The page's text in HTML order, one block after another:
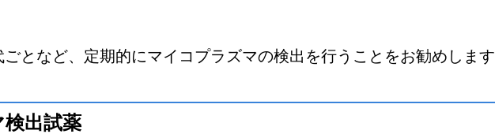
となど、定期的にマイコプラズマの検出を行うことをお勧めします
出試薬